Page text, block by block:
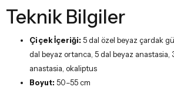
Teknik Bilgiler
Çiçek İçeriği: 5 dal özel beyaz çardak
dal beyaz ortanca, 5 dal beyaz anastasia,
anastasia, okaliptus
Boyut: 50–55 cm